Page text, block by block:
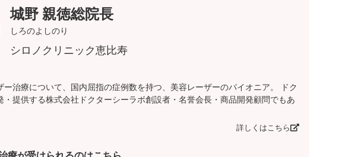
城野 親徳総院長
しろのよしのり
シロノクリニック恵比寿
ー治療について、国内屈指の症例数を持つ、美容レーザーのパイオニア。 ドク
・提供する株式会社ドクターシーラボ創設者・名誉会長・商品開発顧問でもあ
詳しくはこちら